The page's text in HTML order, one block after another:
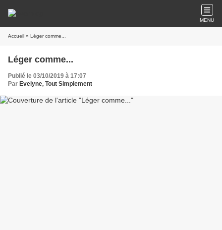
MENU
Accueil » Léger comme...
Léger comme...
Publié le 03/10/2019 à 17:07
Par Evelyne, Tout Simplement